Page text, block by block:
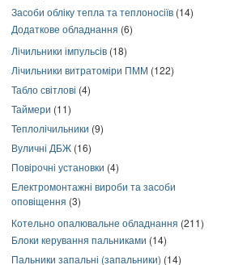
Засоби обліку тепла та теплоносіїв (14)
Додаткове обладнання (6)
Лічильники імпульсів (18)
Лічильники витратоміри ПММ (122)
Табло світлові (4)
Таймери (11)
Теплолічильники (9)
Вуличні ДБЖ (16)
Повірочні установки (4)
Електромонтажні вироби та засоби
оповіщення (3)
Котельно опалювальне обладнання (211)
Блоки керування пальниками (14)
Пальники запальні (запальники) (14)